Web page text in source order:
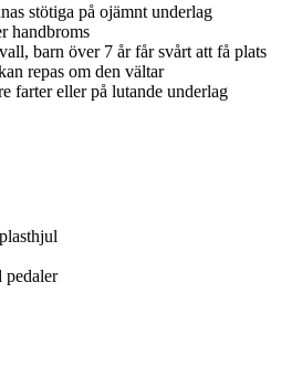
stötiga på ojämnt underlag
handbroms
barn över 7 år får svårt att få plats
repas om den vältar
farter eller på lutande underlag
pedaler